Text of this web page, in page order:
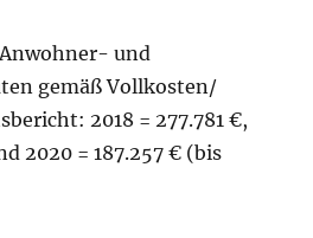
und
gemäß Vollkosten/
2018 = 277.781 €,
2020 = 187.257 € (bis